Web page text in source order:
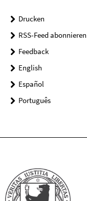
Drucken
RSS-Feed abonnieren
Feedback
English
Español
Português